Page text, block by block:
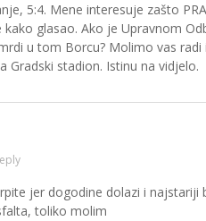
5:4. Mene interesuje zašto
glasao. Ako je Upravnom
u tom Borcu? Molimo vas
Gradski stadion. Istinu na vidjelo.
jer dogodine dolazi i najstariji
toliko molim